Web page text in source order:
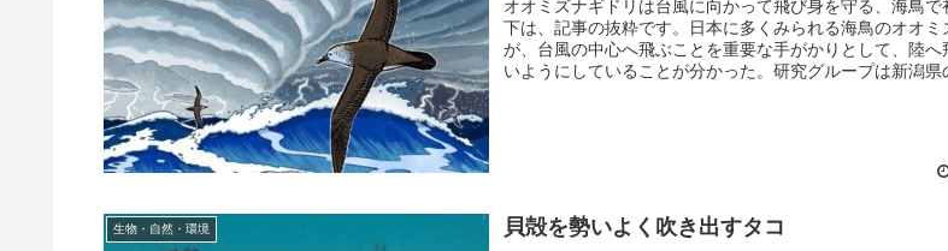
オオミズナギドリは台風に向かって飛び身を守る、海鳥で
下は、記事の抜粋です。日本に多くみられる海鳥のオオミ
が、台風の中心へ飛ぶことを重要な手がかりとして、陸へ
いようにしていることが分かった。研究グループは新潟県
生物・自然・環境 貝殻を勢いよく吹き出すタコ